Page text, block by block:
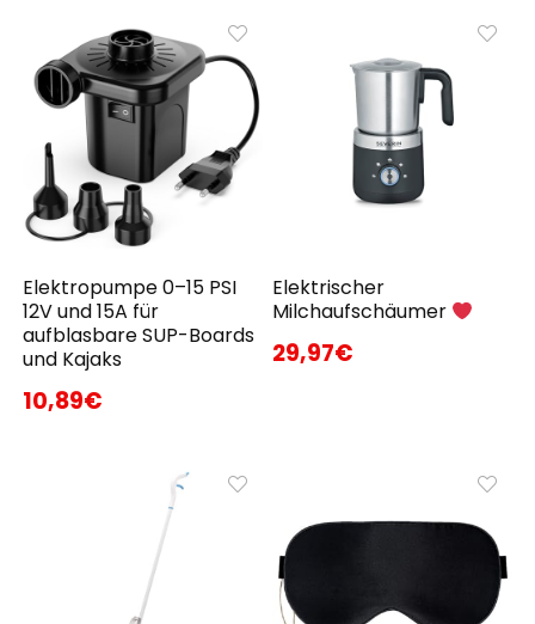
Elektropumpe 0–15 PSI
12V und 15A für
aufblasbare SUP-Boards
und Kajaks
10,89€
Elektrischer
Milchaufschäumer
29,97€